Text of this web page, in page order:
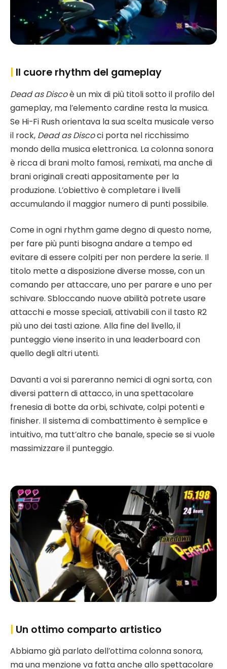
Il cuore rhythm del gameplay
Dead as Discoè un mix di più titoli sotto il profilo del
gameplay, ma l’elemento cardine resta la musica.
Se Hi-Fi Rush orientava la sua scelta musicale verso
il rock, Dead as Discoci porta nel ricchissimo
mondo della musica elettronica. La colonna sonora
è ricca di brani molto famosi, remixati, ma anche di
brani originali creati appositamente per la
produzione. L’obiettivo è completare i livelli
accumulando il maggior numero di punti possibile.
Come in ogni rhythm game degno di questo nome,
per fare più punti bisogna andare a tempo ed
evitare di essere colpiti per non perdere la serie. Il
titolo mette a disposizione diverse mosse, con un
comando per attaccare, uno per parare e uno per
schivare. Sbloccando nuove abilità potrete usare
attacchi e mosse speciali, attivabili con il tasto R2
più uno dei tasti azione. Alla fine del livello, il
punteggio viene inserito in una leaderboard con
quello degli altri utenti.
Davanti a voi si pareranno nemici di ogni sorta, con
diversi pattern di attacco, in una spettacolare
frenesia di botte da orbi, schivate, colpi potenti e
finisher. Il sistema di combattimento è semplice e
intuitivo, ma tutt’altro che banale, specie se si vuole
massimizzare il punteggio.
| Un ottimo comparto artistico
Abbiamo già parlato dell’ottima colonna sonora,
ma una menzione va fatta anche allo spettacolare